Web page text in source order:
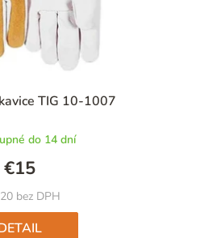
TIG 10-1007
hodnotenie
je
5,0
z
5
hviezdičiek.
do 14 dní
bez DPH
€15